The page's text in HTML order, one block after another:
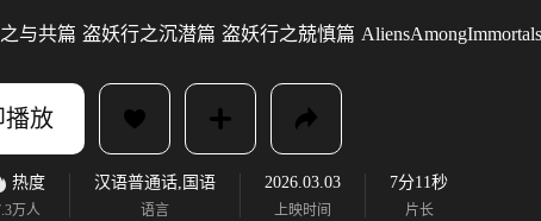
与共篇 盗妖行之沉潜篇 盗妖行之兢慎篇 AliensAmongImmortals
播放
热度
万人
汉语普通话,国语
语言
2026.03.03
上映时间
7分11秒
片长